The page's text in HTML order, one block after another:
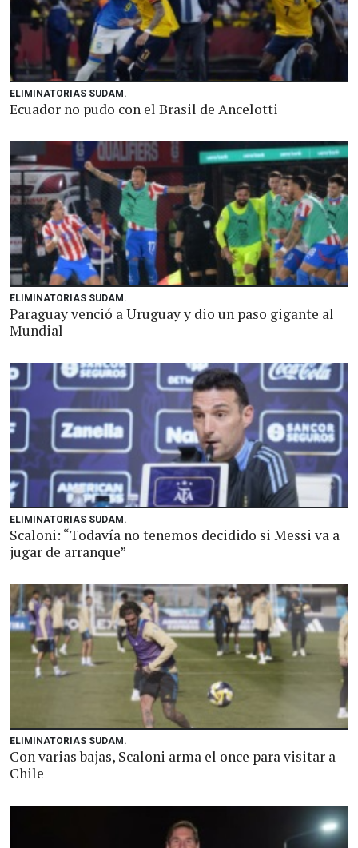
ELIMINATORIAS SUDAM.
Ecuador no pudo con el Brasil de Ancelotti
ELIMINATORIAS SUDAM.
Paraguay venció a Uruguay y dio un paso gigante al
Mundial
ELIMINATORIAS SUDAM.
Scaloni: “Todavía no tenemos decidido si Messi va a
jugar de arranque”
ELIMINATORIAS SUDAM.
Con varias bajas, Scaloni arma el once para visitar a
Chile